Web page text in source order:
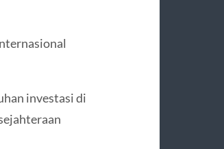
investasi di